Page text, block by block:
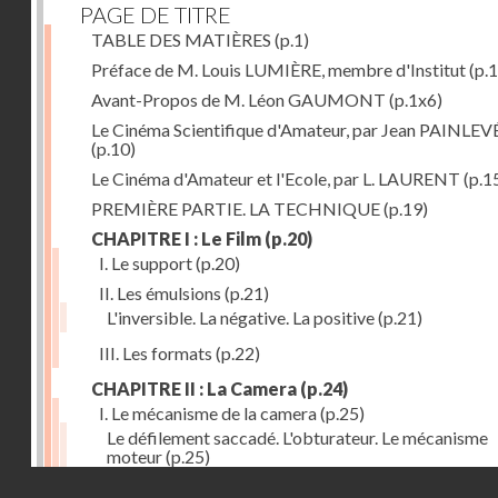
PAGE DE TITRE
TABLE DES MATIÈRES (p.1)
Préface de M. Louis LUMIÈRE, membre d'Institut
Avant-Propos de M. Léon GAUMONT (p.1x6)
Le Cinéma Scientifique d'Amateur, par Jean
(p.10)
Le Cinéma d'Amateur et l'Ecole, par L. LAURENT
PREMIÈRE PARTIE. LA TECHNIQUE(p.19)
CHAPITRE I : Le Film (p.20)
I. Le support(p.20)
II. Les émulsions (p.21)
L'inversible. La négative. La positive(p.21)
III. Les formats (p.22)
CHAPITRE II : La Camera (p.24)
I. Le mécanisme de la camera(p.25)
Le défilement saccadé. L'obturateur. Le mécanisme
moteur(p.25)